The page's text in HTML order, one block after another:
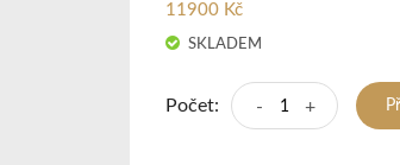
11900 Kč
SKLADEM
Počet: - +